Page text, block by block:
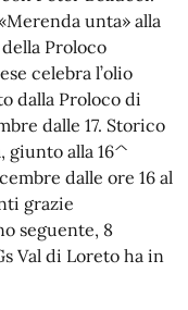
unta» alla
Proloco
celebra l’olio
dalla Proloco di
dalle 17. Storico
giunto alla 16^
dalle ore 16 al
grazie
seguente, 8
Val di Loreto ha in